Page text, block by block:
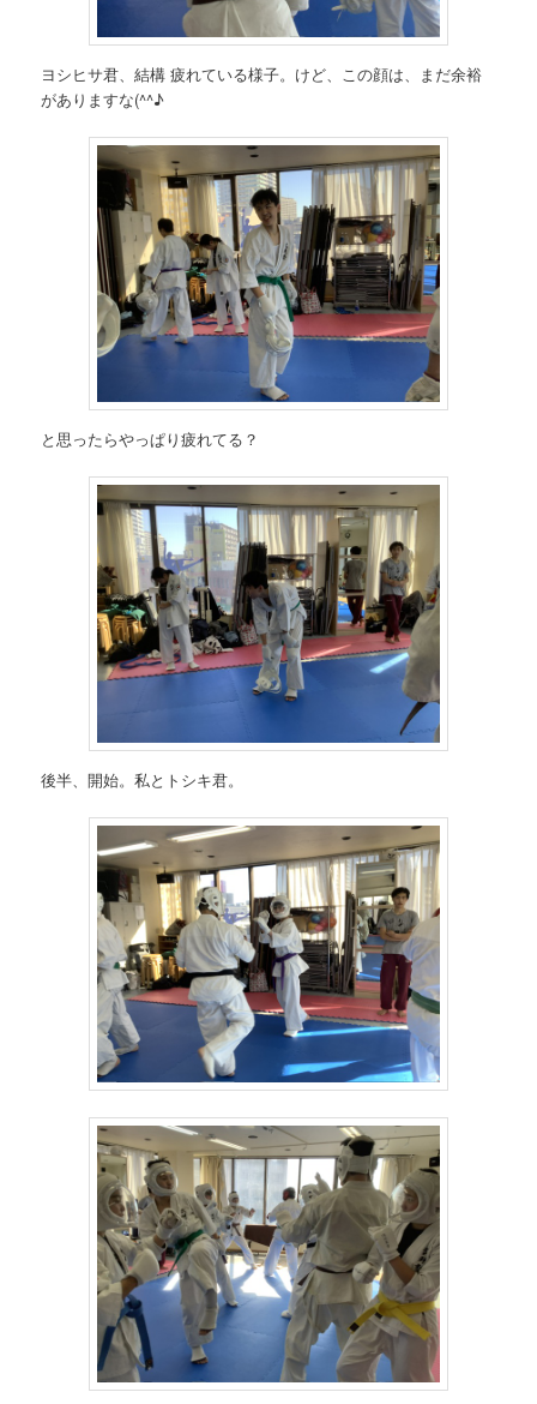
ヨシヒサ君、結構 疲れている様子。けど、この顔は、まだ余裕
がありますな(^^♪
と思ったらやっぱり疲れてる？
後半、開始。私とトシキ君。